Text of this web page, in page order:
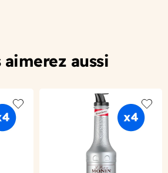
aimerez aussi
Add to wishlist Add